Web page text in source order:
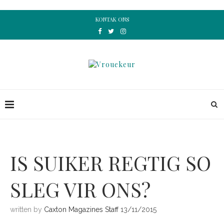
KONTAK ONS
IS SUIKER REGTIG SO
SLEG VIR ONS?
written by Caxton Magazines Staff 13/11/2015